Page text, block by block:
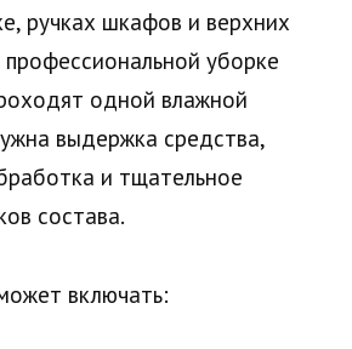
ручках шкафов и верхних
уборке
одной влажной
выдержка средства,
и тщательное
состава.
включать: